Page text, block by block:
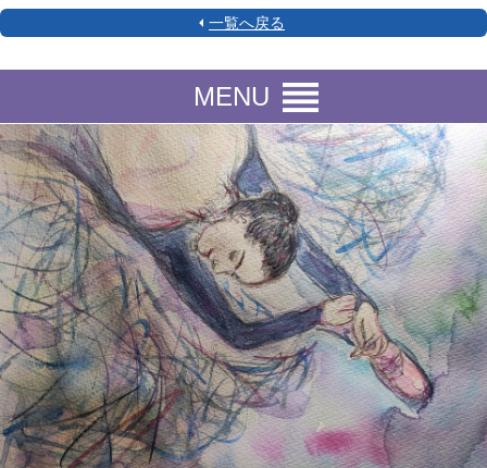
一覧へ戻る
MENU